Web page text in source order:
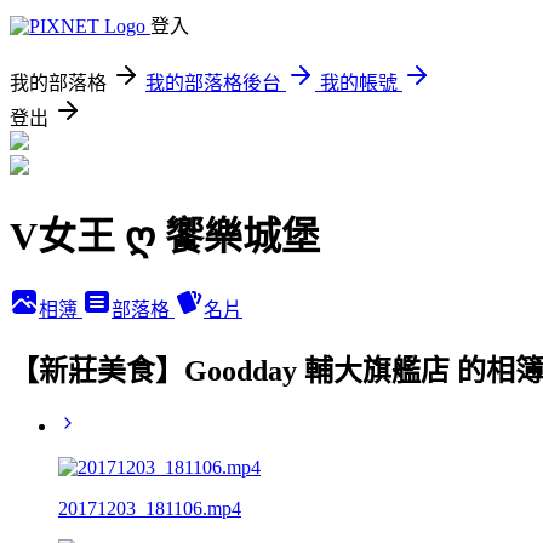
登入
我的部落格 我的部落格後台
我的帳號
登出
V女王 ღ 饗樂城堡
相簿 部落格 名片
【新莊美食】Goodday 輔大旗艦店 的相
20171203_181106.mp4